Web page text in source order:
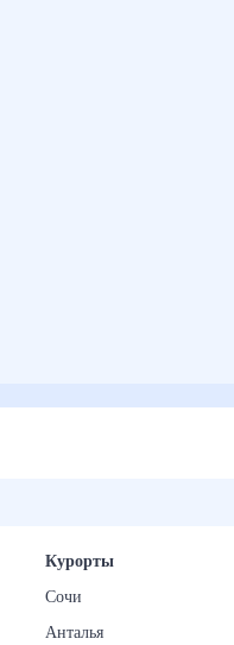
Курорты
Сочи